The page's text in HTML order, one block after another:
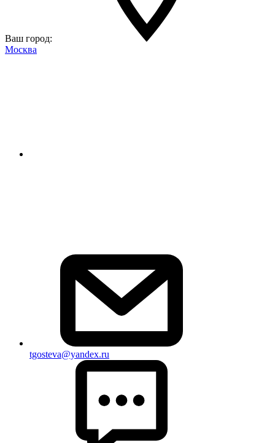
Ваш город:
Москва
tgosteva@yandex.ru